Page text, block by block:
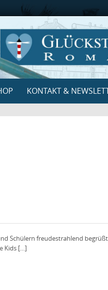
KONTAKT &
Schülern freudestrahlend begrüßt
Kids […]